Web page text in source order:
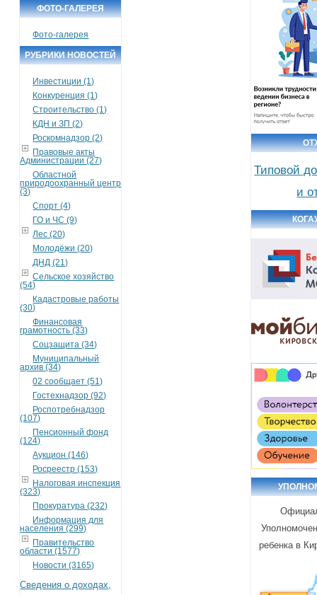
ФОТО-ГАЛЕРЕЯ
Фото-галерея
РУБРИКИ НОВОСТЕЙ
Инвестиции (1)
Конкуренция (1)
Строительство (1)
КДН и ЗП (2)
Роскомнадзор (2)
Правовые акты
Администрации (27)
Областной
природоохранный центр
(3)
Спорт (4)
ГО и ЧС (9)
Лес (20)
Молодёжи (20)
ДНД (21)
Сельское хозяйство
(54)
Кадастровые работы
(30)
Финансовая
грамотность (33)
Соцзащита (34)
Муниципальный
архив (34)
02 сообщает (51)
Гостехнадзор (92)
Роспотребнадзор
(107)
Пенсионный фонд
(124)
Аукцион (146)
Росреестр (153)
Налоговая инспекция
(323)
Прокуратура (232)
Информация для
населения (299)
Правительство
области (1577)
Новости (3165)
Сведения о доходах,
Типовой
и
ребенка в